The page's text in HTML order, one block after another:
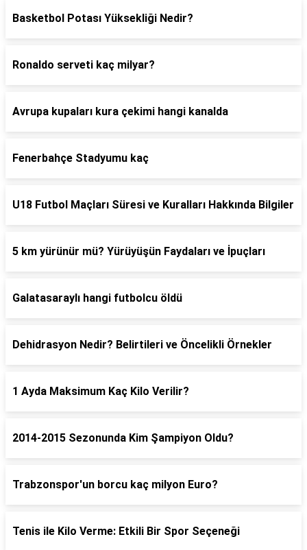
Basketbol Potası Yüksekliği Nedir?
Ronaldo serveti kaç milyar?
Avrupa kupaları kura çekimi hangi kanalda
Fenerbahçe Stadyumu kaç
U18 Futbol Maçları Süresi ve Kuralları Hakkında Bilgiler
5 km yürünür mü? Yürüyüşün Faydaları ve İpuçları
Galatasaraylı hangi futbolcu öldü
Dehidrasyon Nedir? Belirtileri ve Öncelikli Örnekler
1 Ayda Maksimum Kaç Kilo Verilir?
2014-2015 Sezonunda Kim Şampiyon Oldu?
Trabzonspor'un borcu kaç milyon Euro?
Tenis ile Kilo Verme: Etkili Bir Spor Seçeneği